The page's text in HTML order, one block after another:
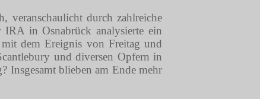
veranschaulicht durch zahlreiche
in Osnabrück analysierte ein
dem Ereignis von Freitag und
und diversen Opfern in
Insgesamt blieben am Ende mehr